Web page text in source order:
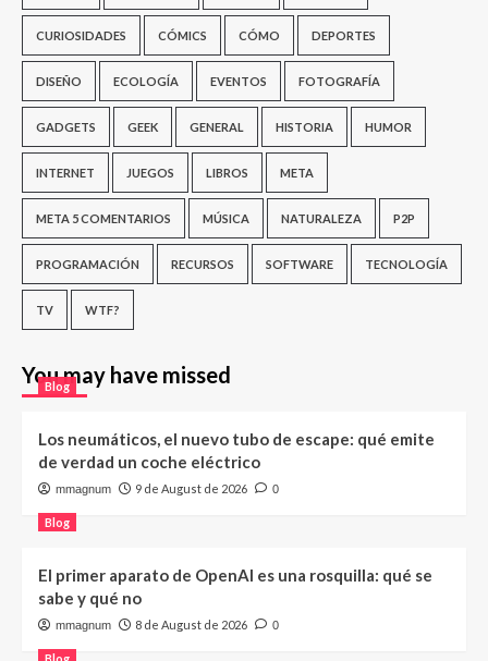
CURIOSIDADES CÓMICS CÓMO DEPORTES
DISEÑO ECOLOGÍA EVENTOS FOTOGRAFÍA
GADGETS GEEK GENERAL HISTORIA HUMOR
INTERNET JUEGOS LIBROS META
META 5 COMENTARIOS MÚSICA NATURALEZA P2P
PROGRAMACIÓN RECURSOS SOFTWARE TECNOLOGÍA
TV WTF?
You may have missed
Blog
Los neumáticos, el nuevo tubo de escape: qué emite
de verdad un coche eléctrico
mmagnum 9 de August de 2026 0
Blog
El primer aparato de OpenAI es una rosquilla: qué se
sabe y qué no
mmagnum 8 de August de 2026 0
Blog